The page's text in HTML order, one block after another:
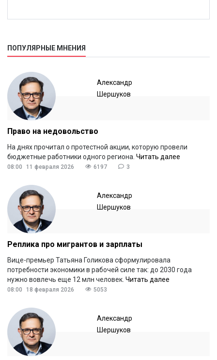
ПОПУЛЯРНЫЕ МНЕНИЯ
Александр
Шершуков
Право на недовольство
На днях прочитал о протестной акции, которую провели
бюджетные работники одного региона. Читать далее
08:00 11 февраля 2026 6197 3
Александр
Шершуков
Реплика про мигрантов и зарплаты
Вице-премьер Татьяна Голикова сформулировала
потребности экономики в рабочей силе так: до 2030 года
нужно вовлечь еще 12 млн человек. Читать далее
08:00 18 февраля 2026 5053
Александр
Шершуков